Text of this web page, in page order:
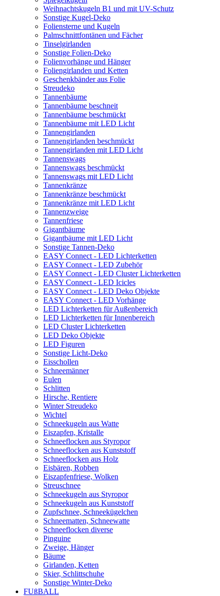
Weihnachtskugeln B1 und mit UV-Schutz
Sonstige Kugel-Deko
Foliensterne und Kugeln
Palmschnittfontänen und Fächer
Tinselgirlanden
Sonstige Folien-Deko
Folienvorhänge und Hänger
Foliengirlanden und Ketten
Geschenkbänder aus Folie
Streudeko
Tannenbäume
Tannenbäume beschneit
Tannenbäume beschmückt
Tannenbäume mit LED Licht
Tannengirlanden
Tannengirlanden beschmückt
Tannengirlanden mit LED Licht
Tannenswags
Tannenswags beschmückt
Tannenswags mit LED Licht
Tannenkränze
Tannenkränze beschmückt
Tannenkränze mit LED Licht
Tannenzweige
Tannenfriese
Gigantbäume
Gigantbäume mit LED Licht
Sonstige Tannen-Deko
EASY Connect - LED Lichterketten
EASY Connect - LED Zubehör
EASY Connect - LED Cluster Lichterketten
EASY Connect - LED Icicles
EASY Connect - LED Deko Objekte
EASY Connect - LED Vorhänge
LED Lichterketten für Außenbereich
LED Lichterketten für Innenbereich
LED Cluster Lichterketten
LED Deko Objekte
LED Figuren
Sonstige Licht-Deko
Eisschollen
Schneemänner
Eulen
Schlitten
Hirsche, Rentiere
Winter Streudeko
Wichtel
Schneekugeln aus Watte
Eiszapfen, Kristalle
Schneeflocken aus Styropor
Schneeflocken aus Kunststoff
Schneeflocken aus Holz
Eisbären, Robben
Eiszapfenfriese, Wolken
Streuschnee
Schneekugeln aus Styropor
Schneekugeln aus Kunststoff
Zupfschnee, Schneekügelchen
Schneematten, Schneewatte
Schneeflocken diverse
Pinguine
Zweige, Hänger
Bäume
Girlanden, Ketten
Skier, Schlittschuhe
Sonstige Winter-Deko
FUßBALL